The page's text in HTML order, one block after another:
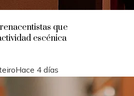
que
escénica
Hace 4 días